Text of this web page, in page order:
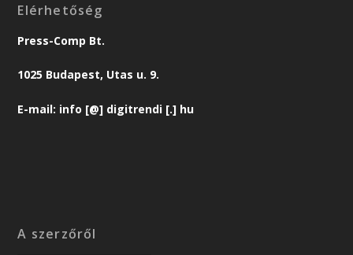
Elérhetőség
Press-Comp Bt.
1025 Budapest, Utas u. 9.
E-mail: info [@] digitrendi [.] hu
A szerzőről